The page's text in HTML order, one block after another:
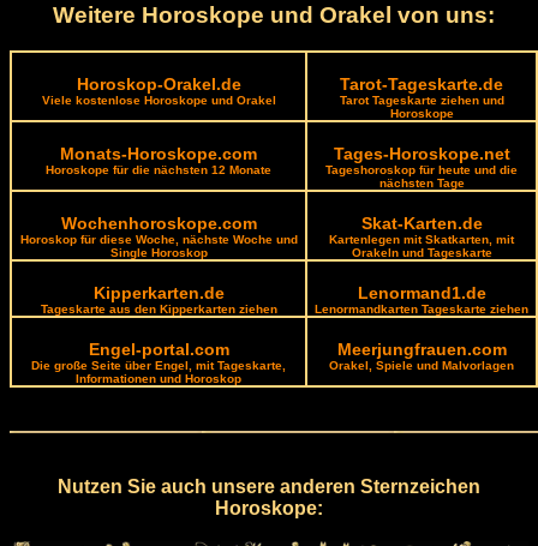
Weitere Horoskope und Orakel von uns:
Horoskop-Orakel.de
Viele kostenlose Horoskope und Orakel
Tarot-Tageskarte.de
Tarot Tageskarte ziehen und
Horoskope
Monats-Horoskope.com
Horoskope für die nächsten 12 Monate
Tages-Horoskope.net
Tageshoroskop für heute und die
nächsten Tage
Wochenhoroskope.com
Horoskop für diese Woche, nächste Woche und
Single Horoskop
Skat-Karten.de
Kartenlegen mit Skatkarten, mit
Orakeln und Tageskarte
Kipperkarten.de
Tageskarte aus den Kipperkarten ziehen
Lenormand1.de
Lenormandkarten Tageskarte ziehen
Engel-portal.com
Die große Seite über Engel, mit Tageskarte,
Informationen und Horoskop
Meerjungfrauen.com
Orakel, Spiele und Malvorlagen
Nutzen Sie auch unsere anderen Sternzeichen
Horoskope: